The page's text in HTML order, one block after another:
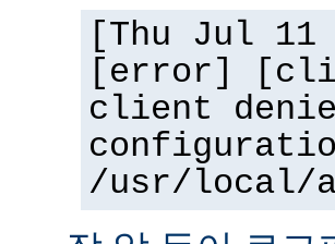
[Thu Jul 11
[error]
client
/usr/local/